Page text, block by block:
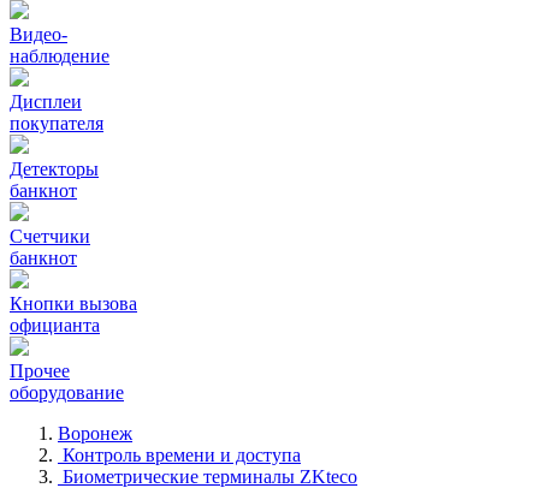
Видео‑
наблюдение
Дисплеи
покупателя
Детекторы
банкнот
Счетчики
банкнот
Кнопки вызова
официанта
Прочее
оборудование
Воронеж
Контроль времени и доступа
Биометрические терминалы ZKteco